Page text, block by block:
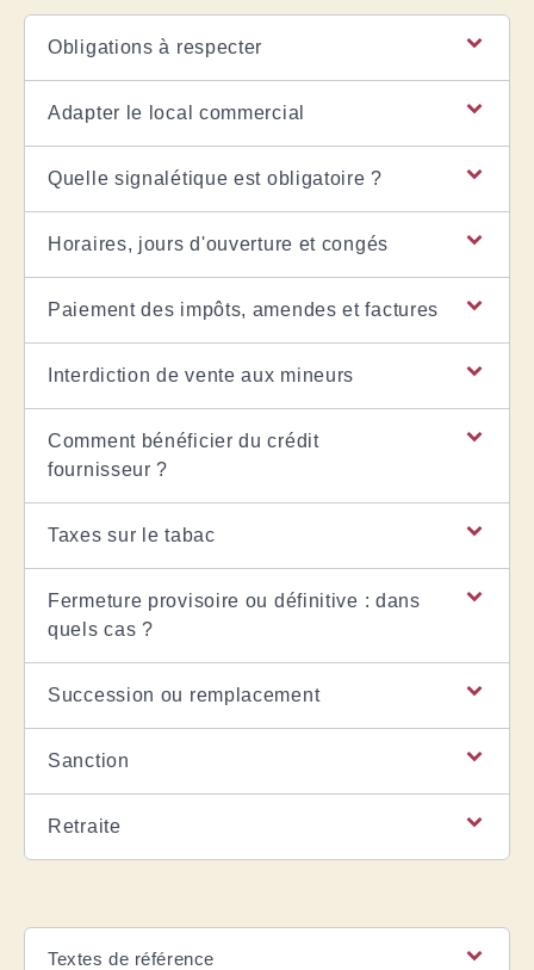
Obligations à respecter
Adapter le local commercial
Quelle signalétique est obligatoire ?
Horaires, jours d'ouverture et congés
Paiement des impôts, amendes et factures
Interdiction de vente aux mineurs
Comment bénéficier du crédit
fournisseur ?
Taxes sur le tabac
Fermeture provisoire ou définitive : dans
quels cas ?
Succession ou remplacement
Sanction
Retraite
Textes de référence